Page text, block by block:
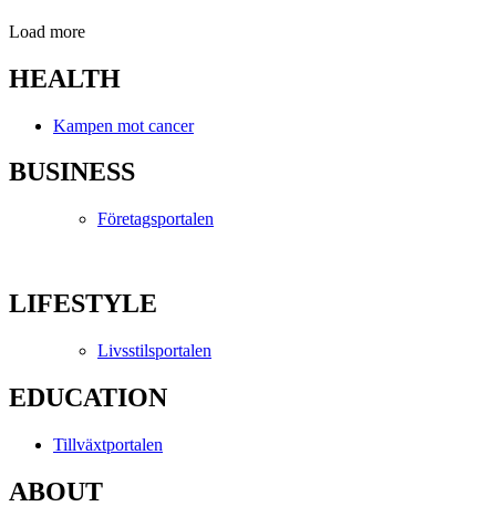
Load more
HEALTH
Kampen mot cancer
BUSINESS
Företagsportalen
LIFESTYLE
Livsstilsportalen
EDUCATION
Tillväxtportalen
ABOUT